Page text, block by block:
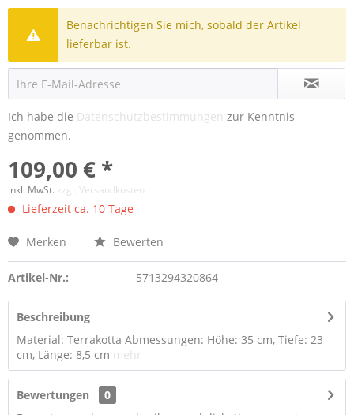
Benachrichtigen Sie mich, sobald der Artikel
lieferbar ist.
Ich habe die Datenschutzbestimmungen zur Kenntnis
genommen.
109,00 € *
inkl. MwSt. zzgl. Versandkosten
Lieferzeit ca. 10 Tage
Merken Bewerten
Artikel-Nr.: 5713294320864
Beschreibung
Material: Terrakotta Abmessungen: Höhe: 35 cm, Tiefe: 23
cm, Länge: 8,5 cm mehr
Bewertungen
0